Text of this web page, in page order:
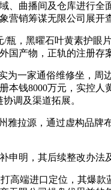
曲播间及仓库进行
销筹谋无限公司展开
黑曜石叶黄素护眼
产物，正轨的注册存
家通俗维修坐，周边
钱8000万元，实控
调及渠道拓展。
源，通过虚构品牌
，其后续整改办法
端进口定位，其爆